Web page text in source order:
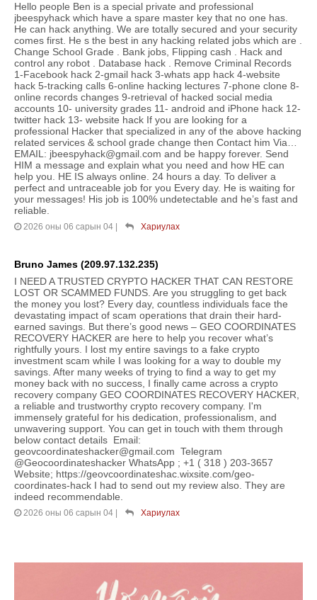
Hello people Ben is a special private and professional
jbeespyhack which have a spare master key that no one has.
He can hack anything. We are totally secured and your security
comes first. He s the best in any hacking related jobs which are .
Change School Grade . Bank jobs, Flipping cash . Hack and
control any robot . Database hack . Remove Criminal Records
1-Facebook hack 2-gmail hack 3-whats app hack 4-website
hack 5-tracking calls 6-online hacking lectures 7-phone clone 8-
online records changes 9-retrieval of hacked social media
accounts 10- university grades 11- android and iPhone hack 12-
twitter hack 13- website hack If you are looking for a
professional Hacker that specialized in any of the above hacking
related services & school grade change then Contact him Via…
EMAIL: jbeespyhack@gmail.com and be happy forever. Send
HIM a message and explain what you need and how HE can
help you. HE IS always online. 24 hours a day. To deliver a
perfect and untraceable job for you Every day. He is waiting for
your messages! His job is 100% undetectable and he’s fast and
reliable.
2026 оны 06 сарын 04 Хариулах
Bruno James (209.97.132.235)
I NEED A TRUSTED CRYPTO HACKER THAT CAN RESTORE
LOST OR SCAMMED FUNDS. Are you struggling to get back
the money you lost? Every day, countless individuals face the
devastating impact of scam operations that drain their hard-
earned savings. But there’s good news – GEO COORDINATES
RECOVERY HACKER are here to help you recover what’s
rightfully yours. I lost my entire savings to a fake crypto
investment scam while I was looking for a way to double my
savings. After many weeks of trying to find a way to get my
money back with no success, I finally came across a crypto
recovery company GEO COORDINATES RECOVERY HACKER,
a reliable and trustworthy crypto recovery company. I'm
immensely grateful for his dedication, professionalism, and
unwavering support. You can get in touch with them through
below contact details Email:
geovcoordinateshacker@gmail.com Telegram
@Geocoordinateshacker WhatsApp ; +1 ( 318 ) 203-3657
Website; https://geovcoordinateshac.wixsite.com/geo-
coordinates-hack I had to send out my review also. They are
indeed recommendable.
2026 оны 06 сарын 04 Хариулах